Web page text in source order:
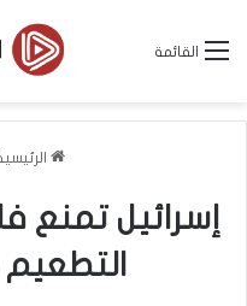
القائمة
إسرائيل تمنع